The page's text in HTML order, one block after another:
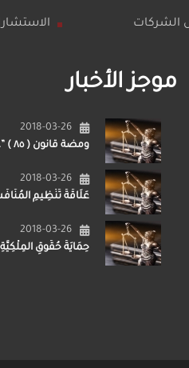
الشركات
موجز الأخبار
2018-03-26
ومضة قانون ( ٨٥ ) ”…
2018-03-26
عَلَاقَةُ تَنْظِيمِ
2018-03-26
حِمَايَةُ حُقُوقِ